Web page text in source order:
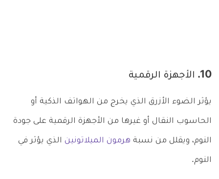
10. الأجهزة الرقمية
يؤثر الضوء الأزرق الذي يخرج من الهواتف الذكية أو
الحاسوب النقال أو غيرها من الأجهزة الرقمية على جودة
النوم، ويقلل من نسبة هرمون الميلاتونين الذي يؤثر في
النوم.